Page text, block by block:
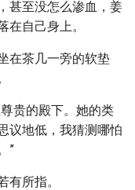
甚至没怎么渗血，姜
自己身上。
在茶几一旁的软垫
贵的殿下。她的类
议地低，我猜测哪怕
”
所指。